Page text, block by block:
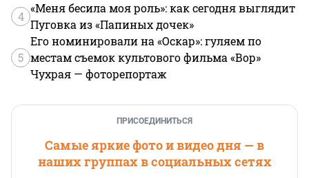
4
«Меня бесила моя роль»: как сегодня выглядит
Пуговка из «Папиных дочек»
5
Его номинировали на «Оскар»: гуляем по
местам съемок культового фильма «Вор»
Чухрая — фоторепортаж
ПРИСОЕДИНИТЬСЯ
Самые яркие фото и видео дня — в
наших группах в социальных сетях